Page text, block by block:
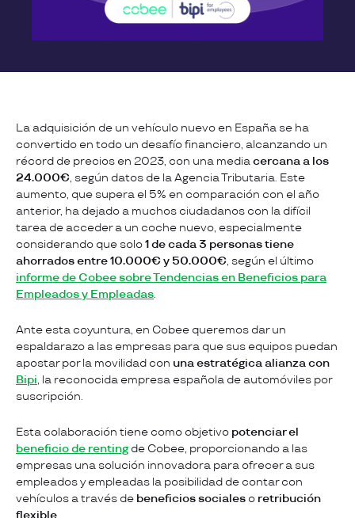
La adquisición de un vehículo nuevo en España se ha
convertido en todo un desafío financiero, alcanzando un
récord de precios en 2023, con una mediacercana a los
24.000€, según datos de la Agencia Tributaria. Este
aumento, que supera el 5% en comparación con el año
anterior, ha dejado a muchos ciudadanos con la difícil
tarea de acceder a un coche nuevo, especialmente
considerando que solo1 de cada 3 personas tiene
ahorrados entre 10.000€ y 50.000€, según el último
informe de Cobee sobre Tendencias en Beneficios para
Empleados y Empleadas.
Ante esta coyuntura, en Cobee queremos dar un
espaldarazo a las empresas para que sus equipos puedan
apostar por la movilidad con una estratégica alianza con
Bipi, la reconocida empresa española de automóviles por
suscripción.
Esta colaboración tiene como objetivo potenciar el
beneficio de rentingde Cobee, proporcionando a las
empresas una solución innovadora para ofrecer a sus
empleados y empleadas la posibilidad de contar con
vehículos a través de beneficios sociales o retribución